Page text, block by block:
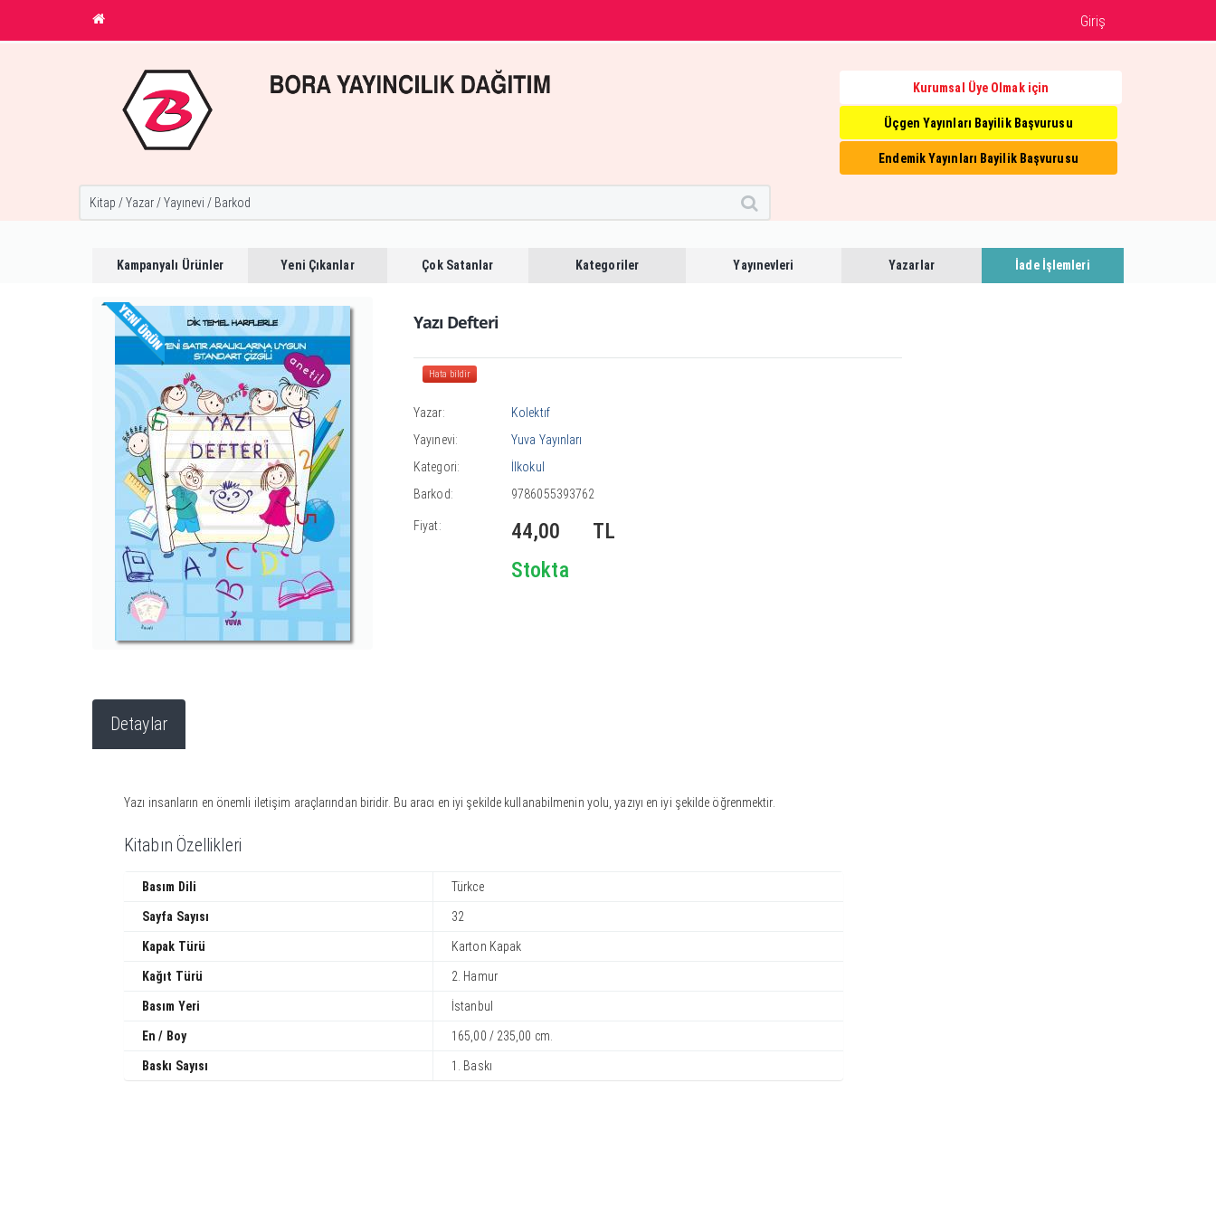
Giriş
Kurumsal Üye Olmak için
Üçgen Yayınları Bayilik Başvurusu
Endemik Yayınları Bayilik Başvurusu
Kampanyalı Ürünler Yeni Çıkanlar Çok Satanlar Kategoriler Yayınevleri Yazarlar İade İşlemleri
Yazı Defteri
Hata bildir
Yazar:
Kolektıf
Yayınevi:
Yuva Yayınları
Kategori:
İlkokul
Barkod:
9786055393762
Fiyat: 44,00
TL
Stokta
Detaylar
Yazı insanların en önemli iletişim araçlarından biridir. Bu aracı en iyi şekilde kullanabilmenin yolu, yazıyı en iyi şekilde öğrenmektir.
Kitabın Özellikleri
Basım Dili Türkce
Sayfa Sayısı 32
Kapak Türü Karton Kapak
Kağıt Türü 2. Hamur
Basım Yeri İstanbul
En / Boy 165,00 / 235,00 cm.
Baskı Sayısı 1. Baskı